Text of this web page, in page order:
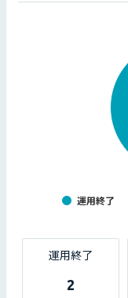
運用終了
運用終了
2